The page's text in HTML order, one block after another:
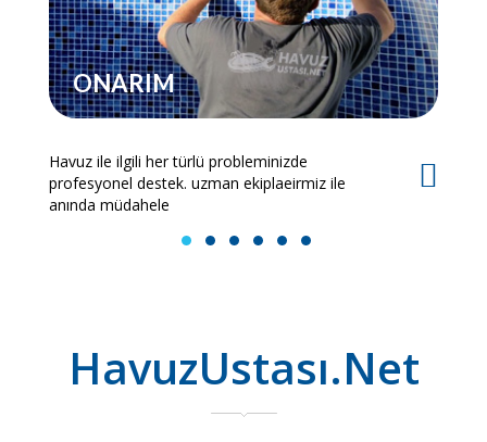
ONARIM
Havuz ile ilgili her türlü probleminizde
profesyonel destek. uzman ekiplaeirmiz ile
anında müdahele
1 2 3 4 5 6
HavuzUstası.Net